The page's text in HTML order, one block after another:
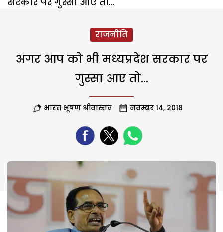
राजनीति
अगर आप को भी मध्यप्रदेश सरकार पर
गुस्सा आए तो…
भारत भूषण श्रीवास्तव नवम्बर 14, 2018